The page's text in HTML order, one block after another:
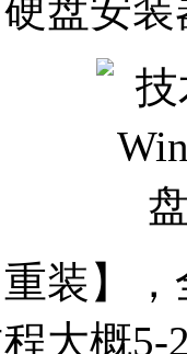
盘安装
】，
大概5-